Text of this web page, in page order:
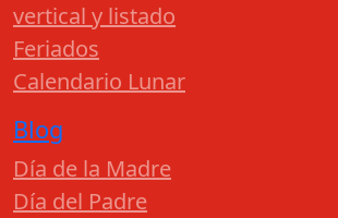
vertical y listado
Feriados
Calendario Lunar
Blog
Día de la Madre
Día del Padre